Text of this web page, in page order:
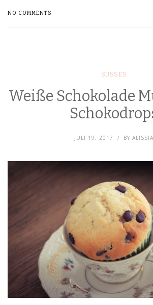
NO COMMENTS
SÜSSES
Weiße Schokolade
JULI 19, 2017 BY ALISSIA